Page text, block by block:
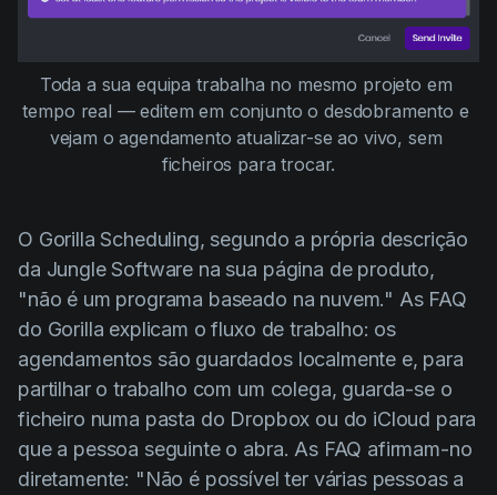
Toda a sua equipa trabalha no mesmo projeto em
tempo real — editem em conjunto o desdobramento e
vejam o agendamento atualizar-se ao vivo, sem
ficheiros para trocar.
O Gorilla Scheduling, segundo a própria descrição
da Jungle Software na sua página de produto,
"não é um programa baseado na nuvem." As FAQ
do Gorilla explicam o fluxo de trabalho: os
agendamentos são guardados localmente e, para
partilhar o trabalho com um colega, guarda-se o
ficheiro numa pasta do Dropbox ou do iCloud para
que a pessoa seguinte o abra. As FAQ afirmam-no
diretamente: "Não é possível ter várias pessoas a